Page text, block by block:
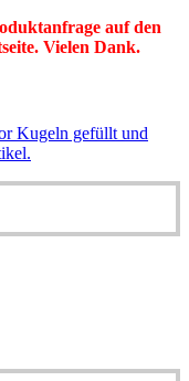
auf den
Vielen Dank.